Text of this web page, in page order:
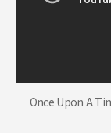
Once Upon A